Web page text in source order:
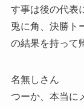
す事は後の代表
兎に角、決勝ト
の結果を持って
名無しさん
つーか、本当に